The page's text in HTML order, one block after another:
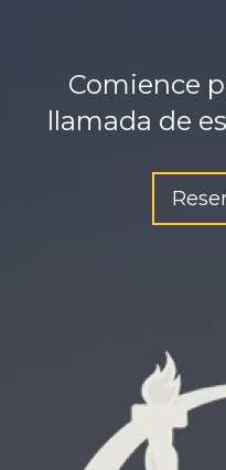
Comience
llamada de